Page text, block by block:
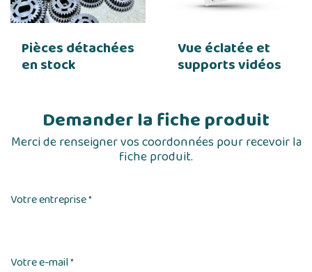
Pièces détachées
en stock
Vue éclatée et
supports vidéos
Demander la fiche produit
Merci de renseigner vos coordonnées pour recevoir la
fiche produit.
Votre entreprise*
Votre e-mail*